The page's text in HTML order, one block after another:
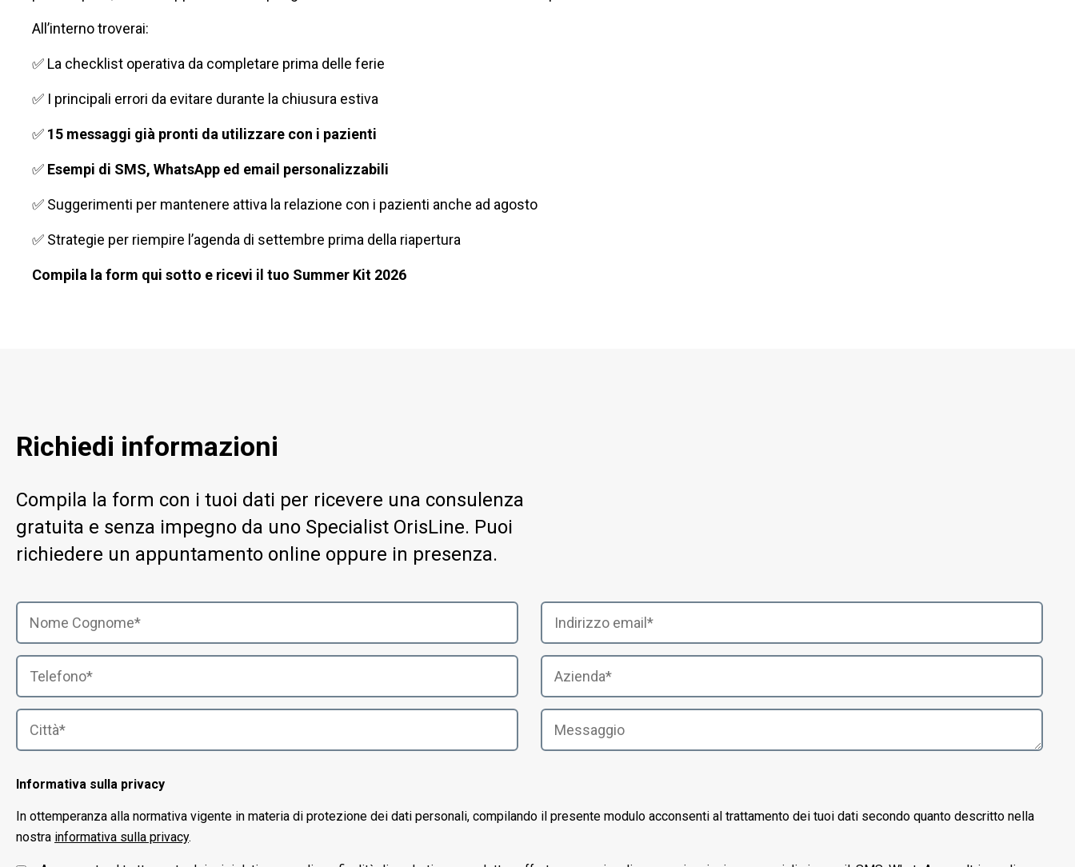
All’interno troverai:
✅ La checklist operativa da completare prima delle ferie
✅ I principali errori da evitare durante la chiusura estiva
✅ 15 messaggi già pronti da utilizzare con i pazienti
✅ Esempi di SMS, WhatsApp ed email personalizzabili
✅ Suggerimenti per mantenere attiva la relazione con i pazienti anche ad agosto
✅ Strategie per riempire l’agenda di settembre prima della riapertura
Compila la form qui sotto e ricevi il tuo Summer Kit 2026
Richiedi informazioni
Compila la form con i tuoi dati per ricevere una consulenza
gratuita e senza impegno da uno Specialist OrisLine. Puoi
richiedere un appuntamento online oppure in presenza.
Informativa sulla privacy
In ottemperanza alla normativa vigente in materia di protezione dei dati personali, compilando il presente modulo acconsenti al trattamento dei tuoi dati secondo quanto descritto nella
nostra informativa sulla privacy.